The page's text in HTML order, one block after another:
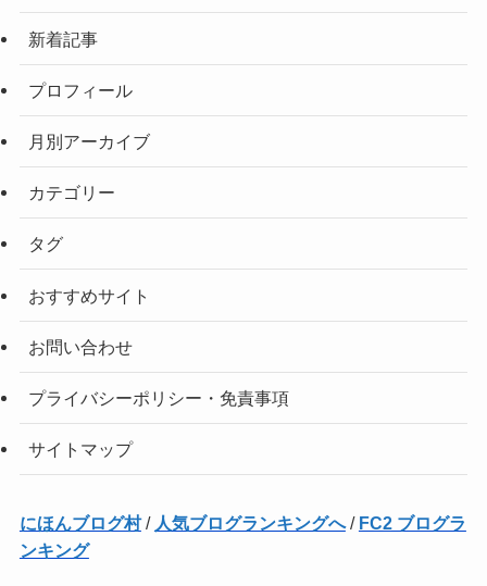
新着記事
プロフィール
月別アーカイブ
カテゴリー
タグ
おすすめサイト
お問い合わせ
プライバシーポリシー・免責事項
サイトマップ
にほんブログ村/ 人気ブログランキングへ/ FC2 ブログラ
ンキング